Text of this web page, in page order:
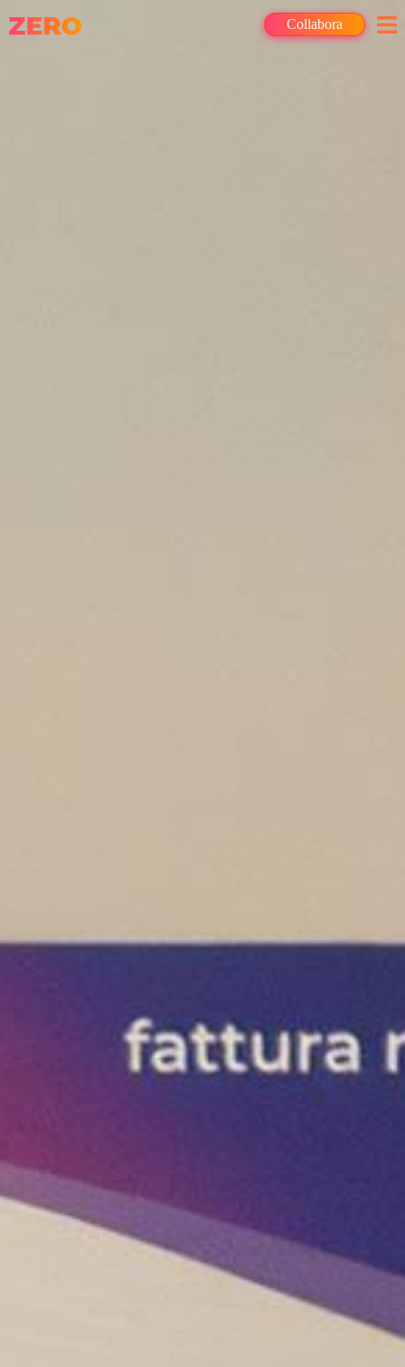
Collabora